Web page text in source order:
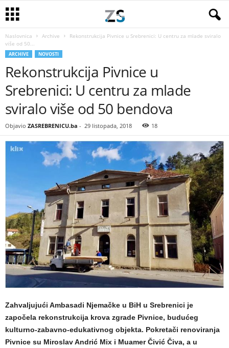
Naslovnica Archive
Rekonstrukcija Pivnice u Srebrenici: U centru za mlade sviralo
više od 50...
ARCHIVE NOVOSTI
Rekonstrukcija Pivnice u
Srebrenici: U centru za mlade
sviralo više od 50 bendova
Objavio ZASREBRENICU.ba - 29 listopada, 2018 18
Zahvaljujući Ambasadi Njemačke u BiH u Srebrenici je
započela rekonstrukcija krova zgrade Pivnice, budućeg
kulturno-zabavno-edukativnog objekta. Pokretači renoviranja
Pivnice su Miroslav Andrić Mix i Muamer Čivić Čiva, a u